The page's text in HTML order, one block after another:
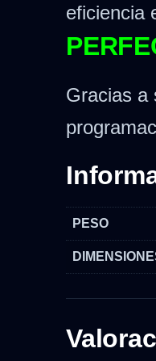
eficiencia
Gracias a
PESO